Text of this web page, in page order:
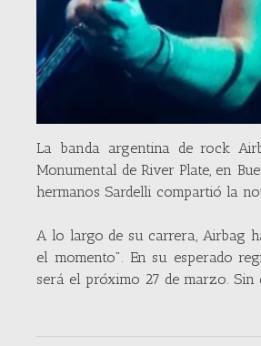
La banda argentina de rock
Monumental de River Plate, en
hermanos Sardelli compartió la
A lo largo de su carrera, Airbag
el momento". En su esperado
será el próximo 27 de marzo. Sin